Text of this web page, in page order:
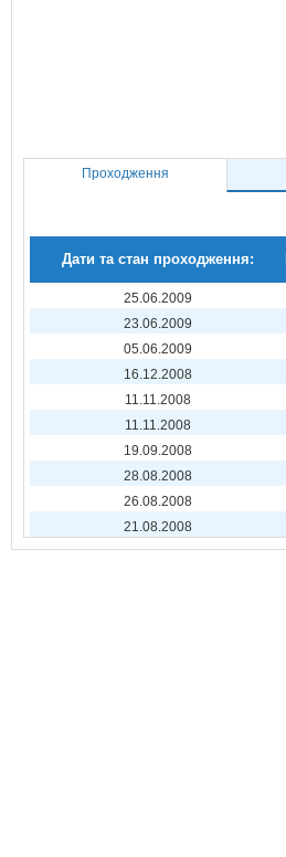
Проходження
Дати та стан проходження:
25.06.2009
23.06.2009
05.06.2009
16.12.2008
11.11.2008
11.11.2008
19.09.2008
28.08.2008
26.08.2008
21.08.2008